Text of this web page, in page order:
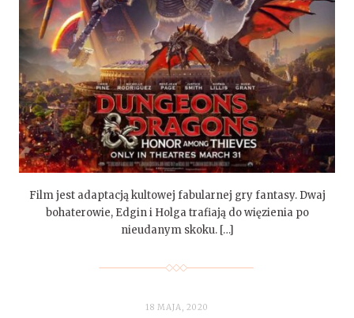
Film jest adaptacją kultowej fabularnej gry fantasy. Dwaj
bohaterowie, Edgin i Holga trafiają do więzienia po
nieudanym skoku. […]
18 MAJA, 2020